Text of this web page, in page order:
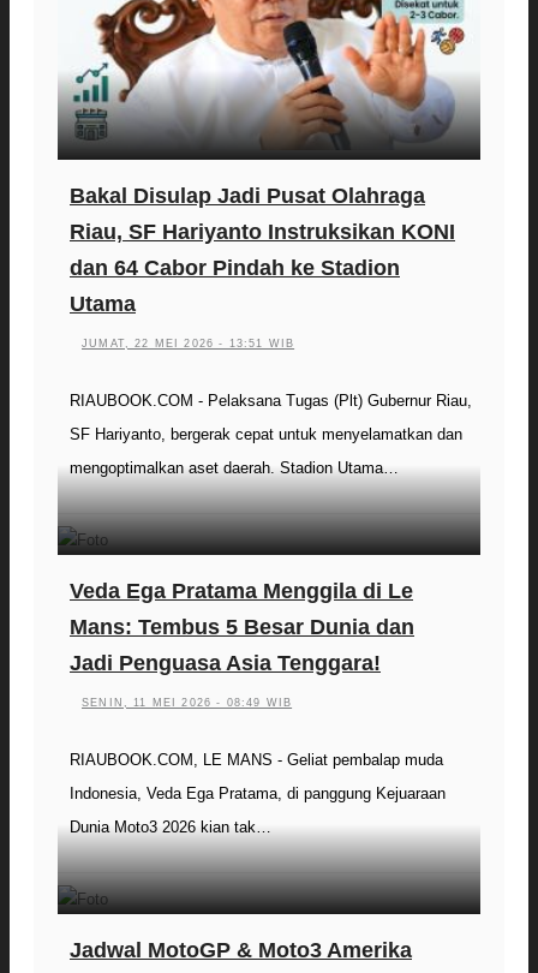
Bakal Disulap Jadi Pusat Olahraga
Riau, SF Hariyanto Instruksikan KONI
dan 64 Cabor Pindah ke Stadion
Utama
JUMAT, 22 MEI 2026 - 13:51 WIB
RIAUBOOK.COM - Pelaksana Tugas (Plt) Gubernur Riau,
SF Hariyanto, bergerak cepat untuk menyelamatkan dan
mengoptimalkan aset daerah. Stadion Utama…
Veda Ega Pratama Menggila di Le
Mans: Tembus 5 Besar Dunia dan
Jadi Penguasa Asia Tenggara!
SENIN, 11 MEI 2026 - 08:49 WIB
RIAUBOOK.COM, LE MANS - Geliat pembalap muda
Indonesia, Veda Ega Pratama, di panggung Kejuaraan
Dunia Moto3 2026 kian tak…
Jadwal MotoGP & Moto3 Amerika